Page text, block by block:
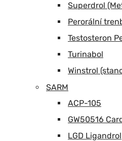
Superdrol
Perorální
Testosteron
Turinabol
Winstrol
SARM
ACP-105
GW50516
LGD Ligandrol